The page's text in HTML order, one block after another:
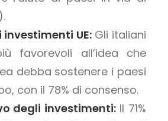
UE:Gli italiani
favorevoli all’idea che
debba sostenere i paesi
con il 78% di consenso.
degli investimenti:Il 71%